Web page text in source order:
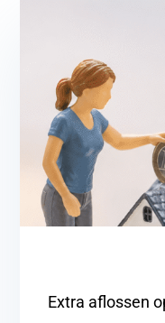
Extra aflossen